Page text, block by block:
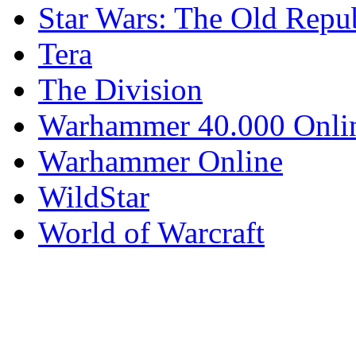
Star Wars: The Old
Tera
The Division
Warhammer 40.000
Warhammer Online
WildStar
World of Warcraft